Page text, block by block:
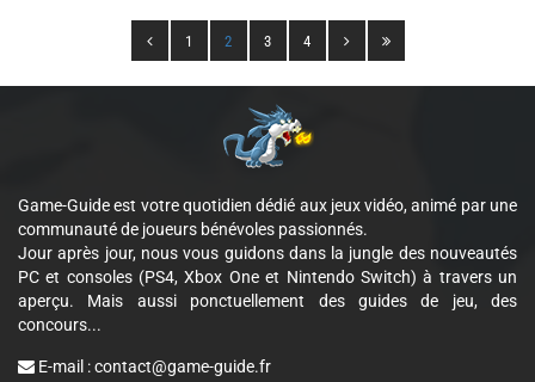
1 2 3 4
Game-Guide est votre quotidien dédié aux jeux vidéo, animé par une
communauté de joueurs bénévoles passionnés.
Jour après jour, nous vous guidons dans la jungle des nouveautés
PC et consoles (PS4, Xbox One et Nintendo Switch) à travers un
aperçu. Mais aussi ponctuellement des guides de jeu, des
concours...
E-mail :contact@game-guide.fr